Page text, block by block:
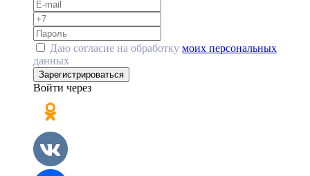
Даю согласие на обработку моих персональных
данных
Зарегистрироваться
Войти через